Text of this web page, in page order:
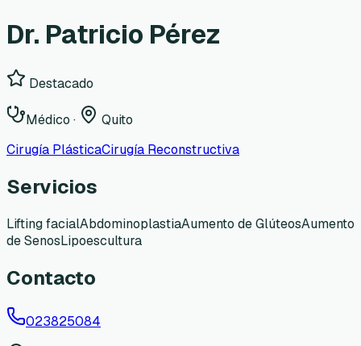
Dr. Patricio Pérez
Destacado
Médico ·
Quito
Cirugía PlásticaCirugía Reconstructiva
Servicios
Lifting facialAbdominoplastiaAumento de GlúteosAumento
de SenosLipoescultura
Contacto
023825084